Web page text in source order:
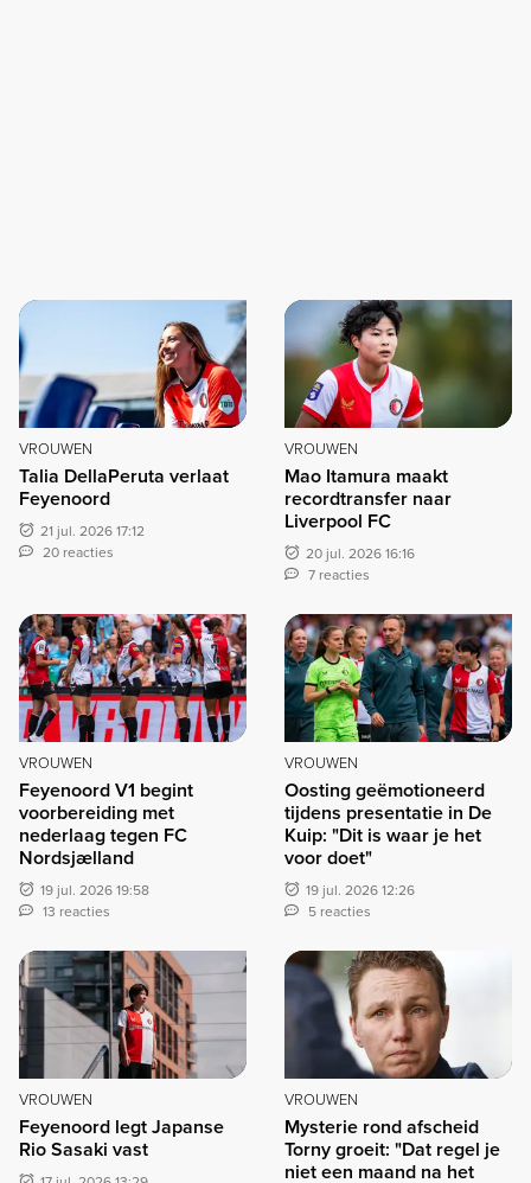
VROUWEN
Talia DellaPeruta verlaat
Feyenoord
21 jul. 2026 17:12
20 reacties
VROUWEN
Mao Itamura maakt
recordtransfer naar
Liverpool FC
20 jul. 2026 16:16
7 reacties
VROUWEN
Feyenoord V1 begint
voorbereiding met
nederlaag tegen FC
Nordsjælland
19 jul. 2026 19:58
13 reacties
VROUWEN
Oosting geëmotioneerd
tijdens presentatie in De
Kuip: "Dit is waar je het
voor doet"
19 jul. 2026 12:26
5 reacties
VROUWEN
Feyenoord legt Japanse
Rio Sasaki vast
VROUWEN
Mysterie rond afscheid
Torny groeit: "Dat regel je
niet een maand na het